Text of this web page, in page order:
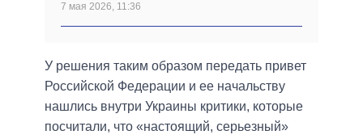
7 мая 2026, 11:36
У решения таким образом передать привет
Российской Федерации и ее начальству
нашлись внутри Украины критики, которые
посчитали, что «настоящий, серьезный»